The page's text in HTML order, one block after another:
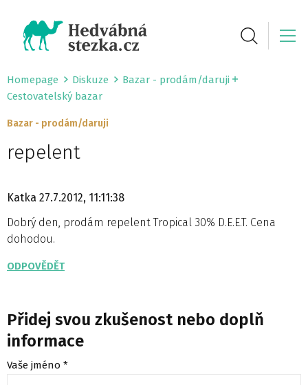
Homepage Diskuze
Bazar - prodám/daruji
Cestovatelský bazar
Bazar - prodám/daruji
repelent
Katka 27.7.2012, 11:11:38
Dobrý den, prodám repelent Tropical 30% D.E.E.T. Cena
dohodou.
ODPOVĚDĚT
Přidej svou zkušenost nebo doplň
informace
Vaše jméno *